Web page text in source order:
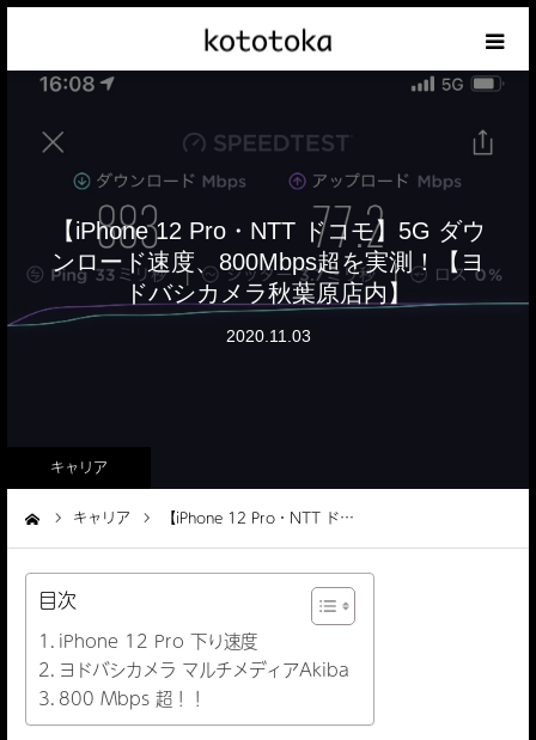
【iPhone 12 Pro・NTT ドコモ】5G ダウ
ンロード速度、800Mbps超を実測！【ヨ
ドバシカメラ秋葉原店内】
2020.11.03
キャリア
キャリア 【iPhone 12 Pro・NTT ド…
目次
iPhone 12 Pro 下り速度
ヨドバシカメラ マルチメディアAkiba
800 Mbps 超！！
クレジットカードの話
iPhoneの話
その他の話